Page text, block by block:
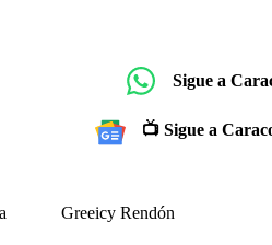
Sigue a
📺 Sigue a
Greeicy Rendón